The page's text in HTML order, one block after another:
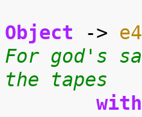
Object ->
For god's
the tapes
with